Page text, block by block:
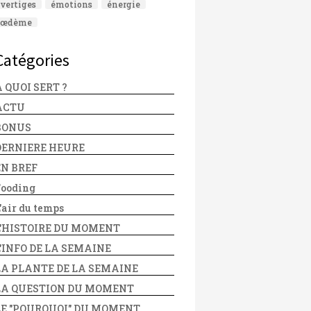
vertiges émotions
énergie
œdème
QUOI SERT ?
HEURE
BREF
du temps
DU MOMENT
DE LA SEMAINE
PLANTE DE LA SEMAINE
QUESTION DU MOMENT